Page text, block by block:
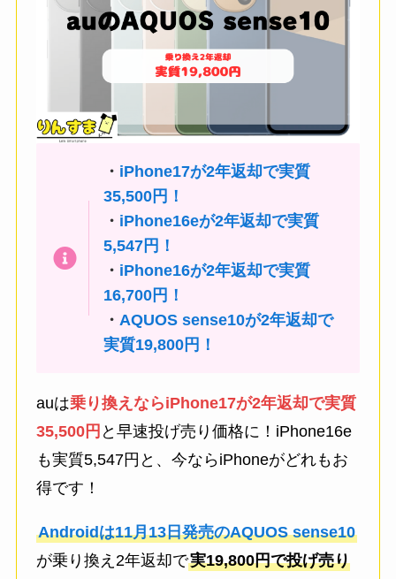
・ iPhone17が2年返却で実質
35,500円！
・ iPhone16eが2年返却で実質
5,547円！
・ iPhone16が2年返却で実質
16,700円！
・AQUOS sense10が2年返却で
実質19,800円！
auは乗り換えならiPhone17が2年返却で実質
35,500円 と早速投げ売り価格に！iPhone16e
も実質5,547円と、今ならiPhoneがどれもお
得です！
Androidは11月13日発売のAQUOS sense10
が乗り換え2年返却で実19,800円で投げ売り